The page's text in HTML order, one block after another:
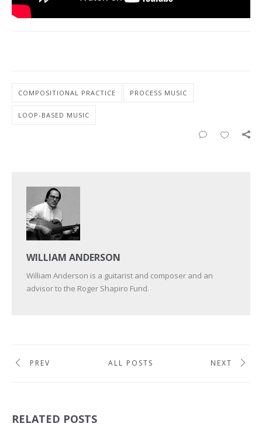
COMPOSITIONAL PRACTICE PROCESS MUSIC
LOOP-BASED MUSIC
WILLIAM ANDERSON
William Anderson is a guitarist and composer and an
advisor to the Roger Shapiro Fund.
PREV ALL POSTS NEXT
RELATED POSTS